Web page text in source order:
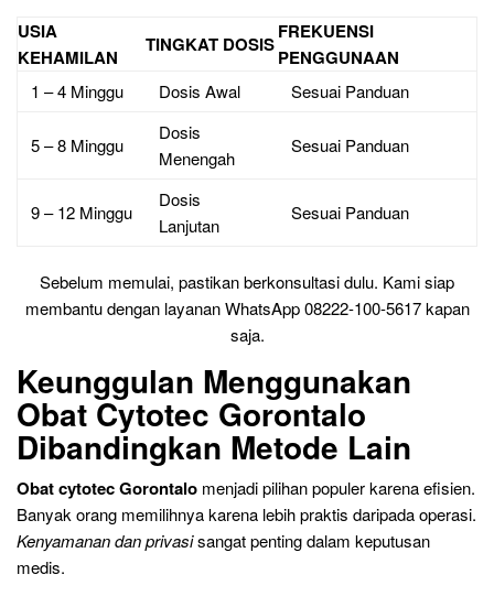
USIA
KEHAMILAN
TINGKAT DOSIS
FREKUENSI
PENGGUNAAN
1 – 4 Minggu Dosis Awal Sesuai Panduan
5 – 8 Minggu
Dosis
Menengah
Sesuai Panduan
9 – 12 Minggu
Dosis
Lanjutan
Sesuai Panduan
Sebelum memulai, pastikan berkonsultasi dulu. Kami siap
membantu dengan layanan WhatsApp 08222-100-5617 kapan
saja.
Keunggulan Menggunakan
Obat Cytotec Gorontalo
Dibandingkan Metode Lain
Obat cytotec Gorontalo menjadi pilihan populer karena efisien.
Banyak orang memilihnya karena lebih praktis daripada operasi.
Kenyamanan dan privasisangat penting dalam keputusan
medis.